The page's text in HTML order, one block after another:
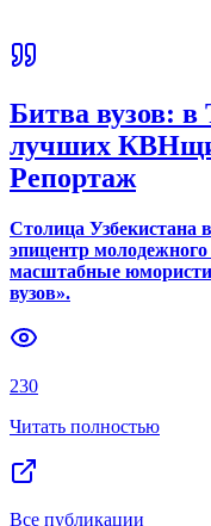
Битва вузов: в
лучших
Репортаж
Столица Узбекистана
эпицентр
масштабные
вузов».
230
Читать полностью
Все публикации